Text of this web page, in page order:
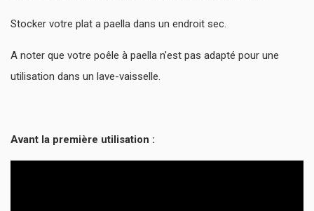
Stocker votre plat a paella dans un endroit sec.
A noter que votre poêle à paella n'est pas adapté pour une
utilisation dans un lave-vaisselle.
Avant la première utilisation :